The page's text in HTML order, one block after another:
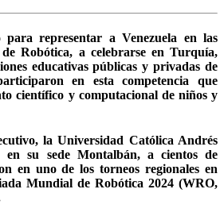
representar a Venezuela en las
Robótica, a celebrarse en Turquía,
educativas públicas y privadas de
en esta competencia que
científico y computacional de niños y
la Universidad Católica Andrés
su sede Montalbán, a cientos de
en uno de los torneos regionales en
Mundial de Robótica 2024 (WRO,